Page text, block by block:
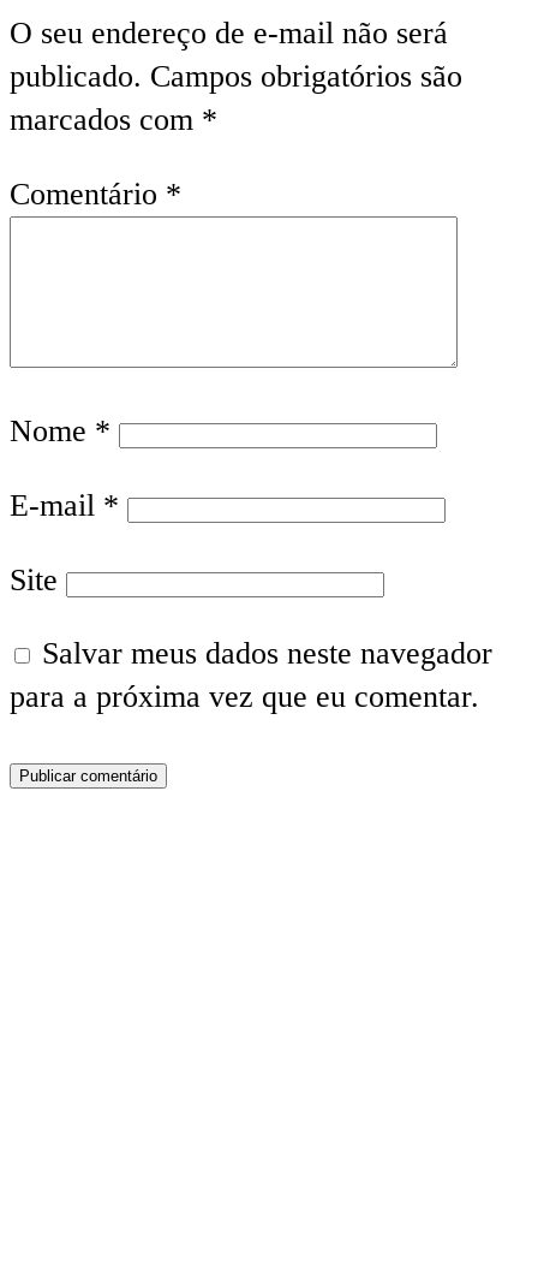
O seu endereço de e-mail não será
publicado. Campos obrigatórios são
marcados com *
Comentário *
Nome *
E-mail *
Site
Salvar meus dados neste navegador
para a próxima vez que eu comentar.